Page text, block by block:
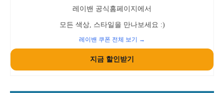
레이밴 공식홈페이지에서
모든 색상, 스타일을 만나보세요 :)
레이밴 쿠폰 전체 보기 →
지금 할인받기